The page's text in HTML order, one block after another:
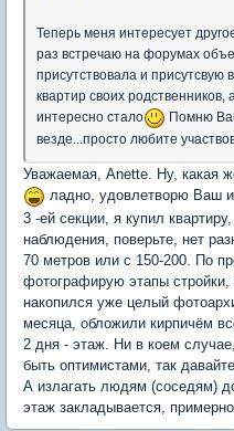
Теперь меня интересует
раз встречаю на форумах
присутствовала и присутсвую
квартир своих
интересно стало
Помню
везде...просто любите
Уважаемая, Anette. Ну, какая
ладно, удовлетворю Ваш
3 -ей секции, я купил
наблюдения, поверьте, нет
70 метров или с 150-200. По
фотографирую этапы
накопился уже целый
месяца, обложили кирпичём
2 дня - этаж. Ни в коем
быть оптимистами, так
А излагать людям (соседям)
этаж закладывается,